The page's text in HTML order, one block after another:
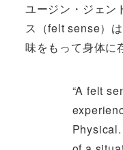
ユージン・ジェン
ス（felt sense）
味をもって身体に
“A felt